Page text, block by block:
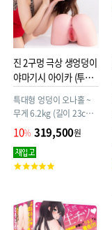
진 2구멍 극상 생엉덩이
야마기시 아이카 (투홀
특대형 엉덩이 오나홀 ~
무게 6.2kg (길이 23cm
폭 28cm 높이 18cm) ~
2구멍 비관통 ~ 소프트 리
얼계 이중구조 ~ 직선홀
돌기자극 ~ 로션, 포스터
링, 현 예명 야마기시 아야
카(山岸あや花)
10% 319,500원
고
점